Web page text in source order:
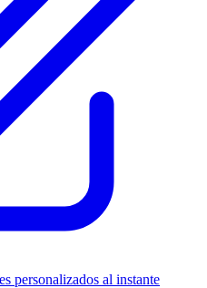
personalizados al instante